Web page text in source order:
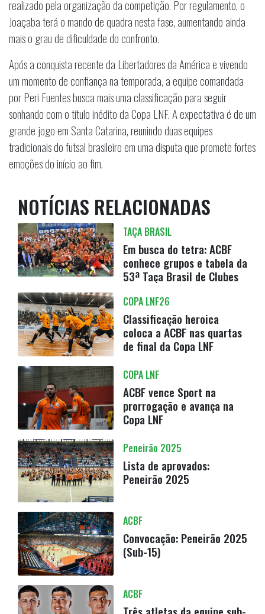
realizado pela organização da competição. Por regulamento, o
Joaçaba terá o mando de quadra nesta fase, aumentando ainda
mais o grau de dificuldade do confronto.
Após a conquista recente da Libertadores da América e vivendo
um momento de confiança na temporada, a equipe comandada
por Peri Fuentes busca mais uma classificação para seguir
sonhando com o título inédito da Copa LNF. A expectativa é de um
grande jogo em Santa Catarina, reunindo duas equipes
tradicionais do futsal brasileiro em uma disputa que promete fortes
emoções do início ao fim.
NOTÍCIAS RELACIONADAS
TAÇA BRASIL
Em busca do tetra: ACBF
conhece grupos e tabela da
53ª Taça Brasil de Clubes
COPA LNF26
Classificação heroica
coloca a ACBF nas quartas
de final da Copa LNF
COPA LNF
ACBF vence Sport na
prorrogação e avança na
Copa LNF
Peneirão 2025
Lista de aprovados:
Peneirão 2025
ACBF
Convocação: Peneirão 2025
(Sub-15)
ACBF